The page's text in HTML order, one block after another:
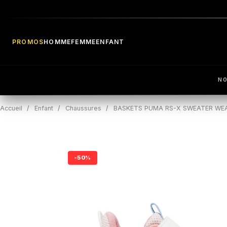
PROMOSHOMMEFEMMEENFANT
Accueil Enfant Chaussures BASKETS PUMA RS-X SWEATER
-50%